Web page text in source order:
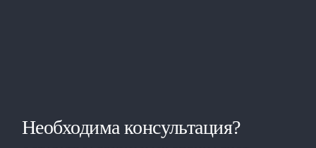
Необходима консультация?